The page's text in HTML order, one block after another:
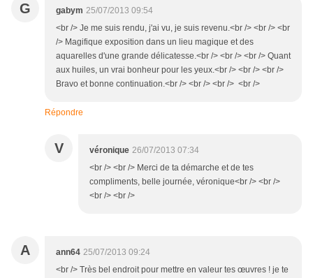
G gabym 25/07/2013 09:54
<br /> Je me suis rendu, j'ai vu, je suis revenu.<br /> <br /> <br
/> Magifique exposition dans un lieu magique et des
aquarelles d'une grande délicatesse.<br /> <br /> <br /> Quant
aux huiles, un vrai bonheur pour les yeux.<br /> <br /> <br />
Bravo et bonne continuation.<br /> <br /> <br /> <br />
Répondre
V véronique 26/07/2013 07:34
<br /> <br /> Merci de ta démarche et de tes
compliments, belle journée, véronique<br /> <br />
<br /> <br />
A ann64 25/07/2013 09:24
<br /> Très bel endroit pour mettre en valeur tes œuvres ! je te